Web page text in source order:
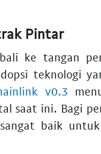
Pintar
ke tangan
teknologi
v0.3
saat ini. Bagi
baik